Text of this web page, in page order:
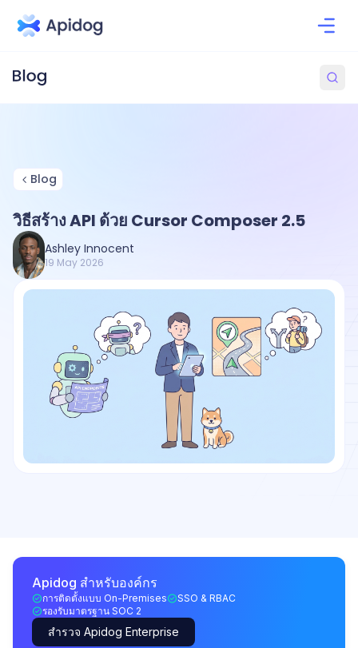
Blog
วิธีสร้าง API ด้วย Cursor Composer 2.5
Ashley Innocent
19 May 2026
Apidog สำหรับองค์กร
การติดตั้งแบบ On-Premises
SSO & RBAC
รองรับมาตรฐาน SOC 2
สำรวจ Apidog Enterprise